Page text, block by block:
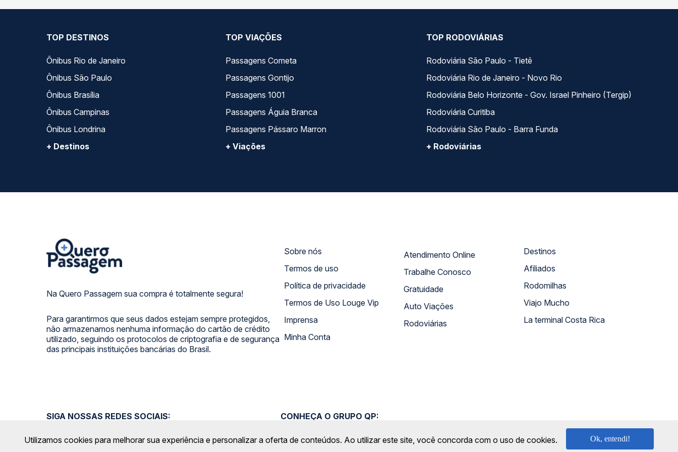
TOP DESTINOS
Ônibus Rio de Janeiro
Ônibus São Paulo
Ônibus Brasília
Ônibus Campinas
Ônibus Londrina
+ Destinos
TOP VIAÇÕES
Passagens Cometa
Passagens Gontijo
Passagens 1001
Passagens Águia Branca
Passagens Pássaro Marron
+ Viações
TOP RODOVIÁRIAS
Rodoviária São Paulo - Tietê
Rodoviária Rio de Janeiro - Novo Rio
Rodoviária Belo Horizonte - Gov. Israel Pinheiro (Tergip)
Rodoviária Curitiba
Rodoviária São Paulo - Barra Funda
+ Rodoviárias
Na Quero Passagem sua compra é totalmente segura!
Para garantirmos que seus dados estejam sempre protegidos,
não armazenamos nenhuma informação do cartão de crédito
utilizado, seguindo os protocolos de criptografia e de segurança
das principais instituições bancárias do Brasil.
Sobre nós
Termos de uso
Política de privacidade
Termos de Uso Louge Vip
Imprensa
Minha Conta
Atendimento Online
Trabalhe Conosco
Gratuidade
Auto Viações
Rodoviárias
Destinos
Afiliados
Rodomilhas
Viajo Mucho
La terminal Costa Rica
SIGA NOSSAS REDES SOCIAIS: CONHEÇA O GRUPO QP:
Utilizamos cookies para melhorar sua experiência e personalizar a oferta de conteúdos. Ao utilizar este site, você concorda com o uso de cookies. Ok, entendi!